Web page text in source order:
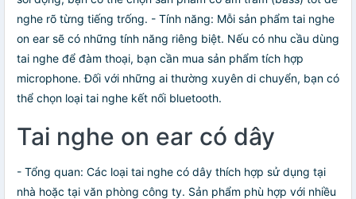
nghe rõ từng tiếng trống. - Tính năng: Mỗi sản phẩm tai nghe
on ear sẽ có những tính năng riêng biệt. Nếu có nhu cầu dùng
tai nghe để đàm thoại, bạn cần mua sản phẩm tích hợp
microphone. Đối với những ai thường xuyên di chuyển, bạn có
thể chọn loại tai nghe kết nối bluetooth.
Tai nghe on ear có dây
- Tổng quan: Các loại tai nghe có dây thích hợp sử dụng tại
nhà hoặc tại văn phòng công ty. Sản phẩm phù hợp với nhiều